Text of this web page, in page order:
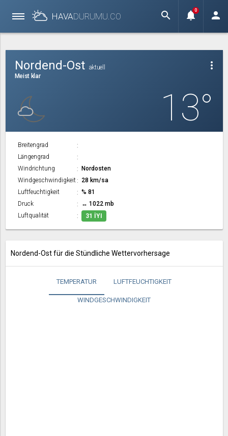
HAVADURUMU.CO search notifications
0 person
more_vert
Nordend-Ost
aktuell
Meist klar
13°
Breitengrad
Längengrad
Windrichtung
Nordosten
Windgeschwindigkeit
28 km/sa
Luftfeuchtigkeit
% 81
Druck
↔ 1022 mb
Luftqualität
31 İYI
Nordend-Ost für die Stündliche Wettervorhersage
TEMPERATUR LUFTFEUCHTIGKEIT
WINDGESCHWINDIGKEIT